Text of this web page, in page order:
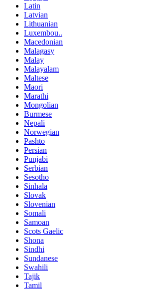
Latin
Latvian
Lithuanian
Luxembou..
Macedonian
Malagasy
Malay
Malayalam
Maltese
Maori
Marathi
Mongolian
Burmese
Nepali
Norwegian
Pashto
Persian
Punjabi
Serbian
Sesotho
Sinhala
Slovak
Slovenian
Somali
Samoan
Scots Gaelic
Shona
Sindhi
Sundanese
Swahili
Tajik
Tamil